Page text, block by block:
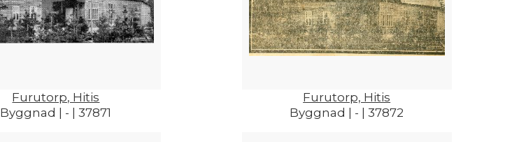
Furutorp, Hitis
Byggnad | - | 37871
Furutorp, Hitis
Byggnad | - | 37872